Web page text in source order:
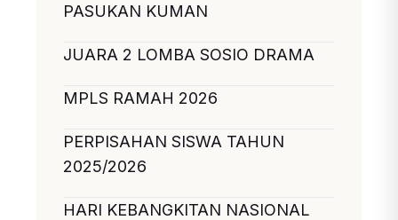
PASUKAN KUMAN
JUARA 2 LOMBA SOSIO DRAMA
MPLS RAMAH 2026
PERPISAHAN SISWA TAHUN
2025/2026
HARI KEBANGKITAN NASIONAL